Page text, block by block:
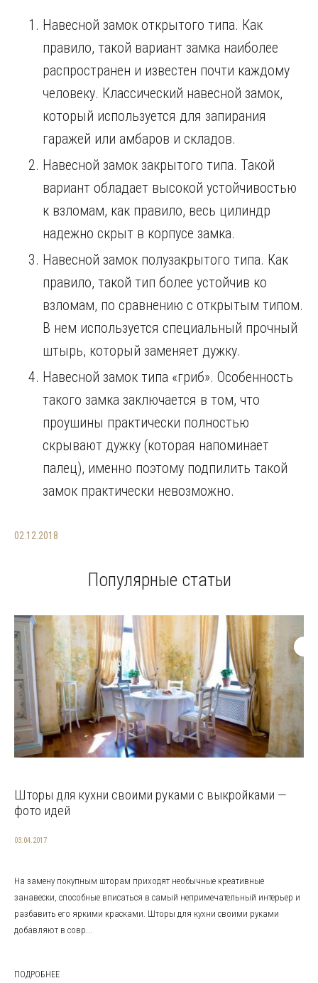
Навесной замок открытого типа. Как
правило, такой вариант замка наиболее
распространен и известен почти каждому
человеку. Классический навесной замок,
который используется для запирания
гаражей или амбаров и складов.
Навесной замок закрытого типа. Такой
вариант обладает высокой устойчивостью
к взломам, как правило, весь цилиндр
надежно скрыт в корпусе замка.
Навесной замок полузакрытого типа. Как
правило, такой тип более устойчив ко
взломам, по сравнению с открытым типом.
В нем используется специальный прочный
штырь, который заменяет дужку.
Навесной замок типа «гриб». Особенность
такого замка заключается в том, что
проушины практически полностью
скрывают дужку (которая напоминает
палец), именно поэтому подпилить такой
замок практически невозможно.
02.12.2018
Популярные статьи
Шторы для кухни своими руками с выкройками —
фото идей
03.04.2017
На замену покупным шторам приходят необычные креативные
занавески, способные вписаться в самый непримечательный интерьер и
разбавить его яркими красками. Шторы для кухни своими руками
добавляют в совр...
ПОДРОБНЕЕ